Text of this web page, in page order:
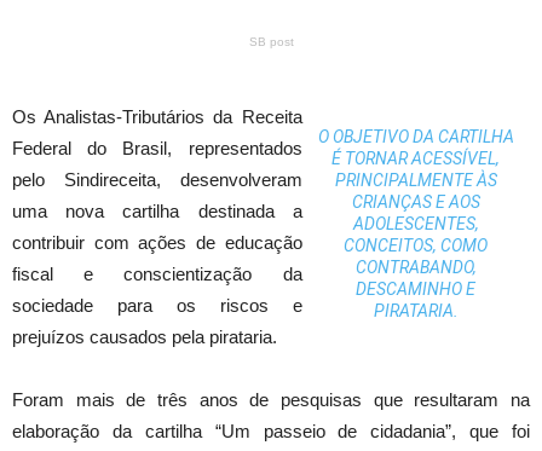
SB post
O OBJETIVO DA CARTILHA
É TORNAR ACESSÍVEL,
PRINCIPALMENTE ÀS
CRIANÇAS E AOS
ADOLESCENTES,
CONCEITOS, COMO
CONTRABANDO,
DESCAMINHO E
PIRATARIA.
Os Analistas-Tributários da Receita
Federal do Brasil, representados
pelo Sindireceita, desenvolveram
uma nova cartilha destinada a
contribuir com ações de educação
fiscal e conscientização da
sociedade para os riscos e
prejuízos causados pela pirataria.
Foram mais de três anos de pesquisas que resultaram na
elaboração da cartilha “Um passeio de cidadania”, que foi